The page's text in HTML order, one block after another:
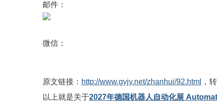
邮件：
微信：
原文链接： http://www.gyjy.net/zhanhui/92.html
，
以上就是关于2027年德国机器人自动化展